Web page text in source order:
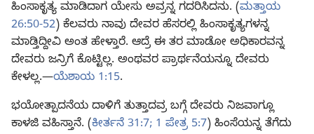
ಹಿಂಸಾಕೃತ್ಯ ಮಾಡಿದಾಗ ಯೇಸು ಅವ್ರನ್ನ ಗದರಿಸಿದನು. (ಮತ್ತಾಯ
26:50-52) ಕೆಲವರು ನಾವು ದೇವರ ಹೆಸರಲ್ಲಿ ಹಿಂಸಾಕೃತ್ಯಗಳನ್ನ
ಮಾಡ್ತಿದ್ದೀವಿ ಅಂತ ಹೇಳ್ತಾರೆ. ಆದ್ರೆ ಈ ತರ ಮಾಡೋ ಅಧಿಕಾರವನ್ನ
ದೇವರು ಜನ್ರಿಗೆ ಕೊಟ್ಟಿಲ್ಲ. ಅಂಥವರ ಪ್ರಾರ್ಥನೆಯನ್ನೂ ದೇವರು
ಕೇಳಲ್ಲ.—ಯೆಶಾಯ 1:15.
ಭಯೋತ್ಪಾದನೆಯ ದಾಳಿಗೆ ತುತ್ತಾದವ್ರ ಬಗ್ಗೆ ದೇವರು ನಿಜವಾಗ್ಲೂ
ಕಾಳಜಿ ವಹಿಸ್ತಾನೆ. (ಕೀರ್ತನೆ 31:7; 1 ಪೇತ್ರ 5:7) ಹಿಂಸೆಯನ್ನ ತೆಗೆದು